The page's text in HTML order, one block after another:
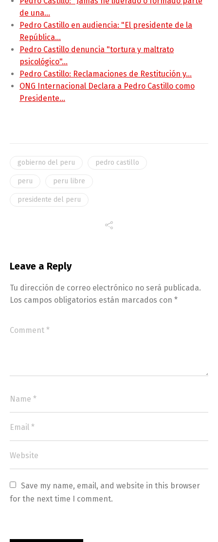
de una…
Pedro Castillo en audiencia: "El presidente de la
República…
Pedro Castillo denuncia "tortura y maltrato
psicológico"…
Pedro Castillo: Reclamaciones de Restitución y…
ONG Internacional Declara a Pedro Castillo como
Presidente…
gobierno del peru pedro castillo
peru peru libre
presidente del peru
Leave a Reply
Tu dirección de correo electrónico no será publicada.
Los campos obligatorios están marcados con *
Save my name, email, and website in this browser
for the next time I comment.